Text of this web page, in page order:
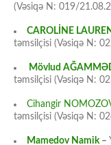
(Vəsiqə N: 019/
CAROLİNE
təmsilçisi (Vəsiqə N:
Mövlud
təmsilçisi (Vəsiqə N:
Cihangir
təmsilçisi (Vəsiqə N:
Mamedov Namik–